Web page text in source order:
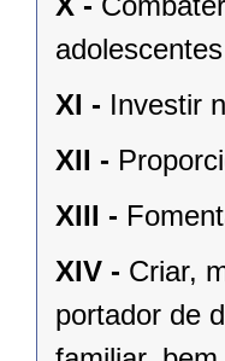
XI - Investir
XII -
XIII -
XIV - Criar,
portador de